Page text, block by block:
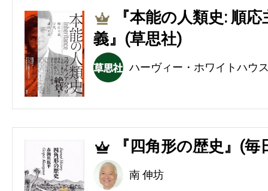
3
『本能の人類史: 順
義』(草思社)
ハーヴィー・ホワイトハウ
4 『四角形の歴史』(毎
南 伸坊